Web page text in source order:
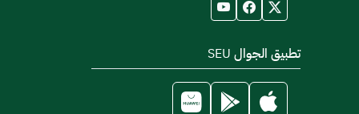
تطبيق الجوال SEU